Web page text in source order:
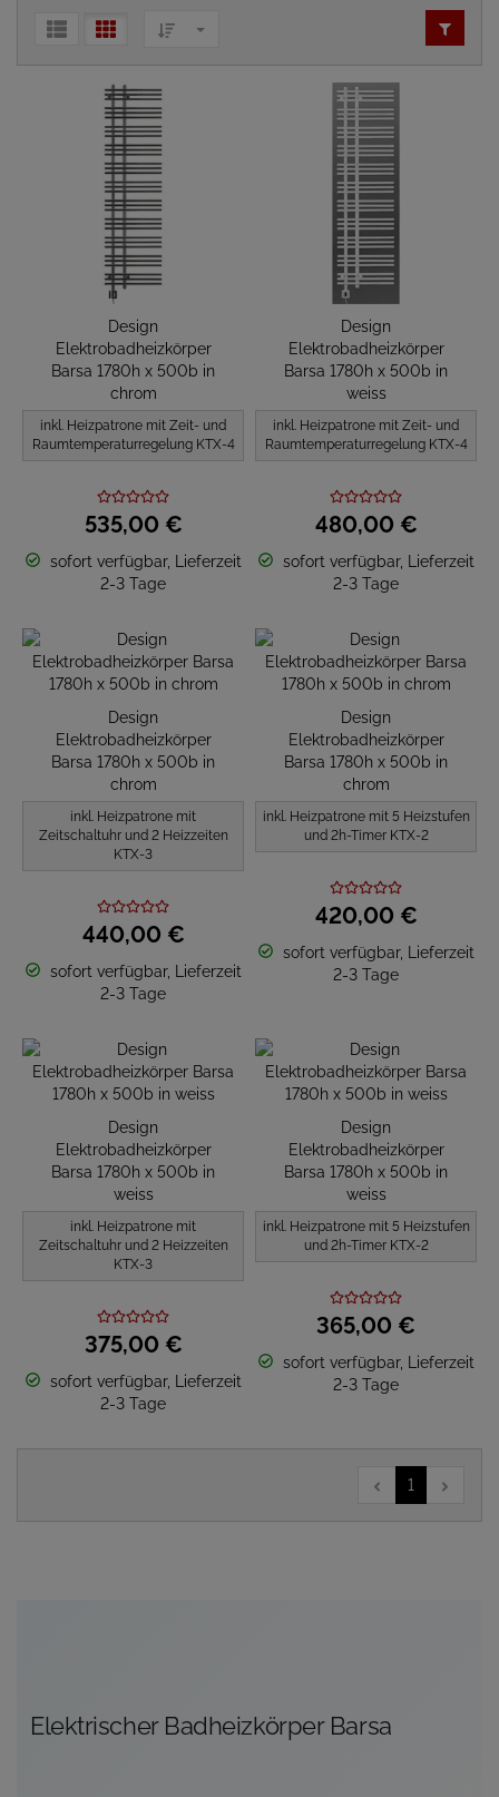
Design
Elektrobadheizkörper
Barsa 1780h x 500b in
chrom
inkl. Heizpatrone mit Zeit- und
Raumtemperaturregelung KTX-4
535,00 €
sofort verfügbar, Lieferzeit
2-3 Tage
Design
Elektrobadheizkörper
Barsa 1780h x 500b in
weiss
inkl. Heizpatrone mit Zeit- und
Raumtemperaturregelung KTX-4
480,00 €
sofort verfügbar, Lieferzeit
2-3 Tage
Design
Elektrobadheizkörper
Barsa 1780h x 500b in
chrom
inkl. Heizpatrone mit
Zeitschaltuhr und 2 Heizzeiten
KTX-3
440,00 €
sofort verfügbar, Lieferzeit
2-3 Tage
Design
Elektrobadheizkörper
Barsa 1780h x 500b in
chrom
inkl. Heizpatrone mit 5 Heizstufen
und 2h-Timer KTX-2
420,00 €
sofort verfügbar, Lieferzeit
2-3 Tage
Design
Elektrobadheizkörper
Barsa 1780h x 500b in
weiss
inkl. Heizpatrone mit
Zeitschaltuhr und 2 Heizzeiten
KTX-3
375,00 €
sofort verfügbar, Lieferzeit
2-3 Tage
Design
Elektrobadheizkörper
Barsa 1780h x 500b in
weiss
inkl. Heizpatrone mit 5 Heizstufen
und 2h-Timer KTX-2
365,00 €
sofort verfügbar, Lieferzeit
2-3 Tage
1
Elektrischer Badheizkörper Barsa